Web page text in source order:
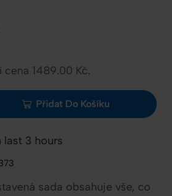
cena 1489.00 Kč.
Přidat Do Košíku
3 hours
sada obsahuje vše, co